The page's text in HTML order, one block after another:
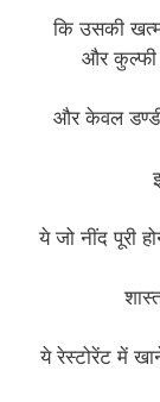
कि उसकी खत्म
और कुल्फी
और केवल
ये जो नींद पूरी
ये रेस्टोरेंट में